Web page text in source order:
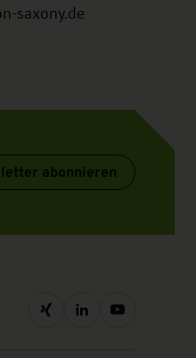
saxony.de
abonnieren